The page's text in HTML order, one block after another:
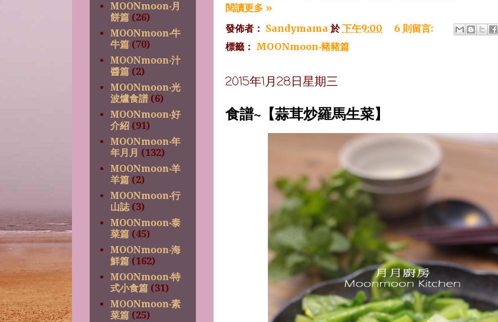
閱讀更多 »
發佈者： Sandymama 於下午9:00
6 則留言:
標籤： MOONmoon‧豬豬篇
2015年1月28日星期三
食譜~【蒜茸炒羅馬生菜】
MOONmoon‧月
餅篇 (26)
MOONmoon‧牛
牛篇 (70)
MOONmoon‧汁
醬篇 (2)
MOONmoon‧光
波爐食譜 (6)
MOONmoon‧好
介紹 (91)
MOONmoon‧年
年月月 (132)
MOONmoon‧羊
羊篇 (2)
MOONmoon‧行
山誌 (3)
MOONmoon‧泰
菜篇 (45)
MOONmoon‧海
鮮篇 (162)
MOONmoon‧特
式小食篇 (31)
MOONmoon‧素
菜篇 (25)